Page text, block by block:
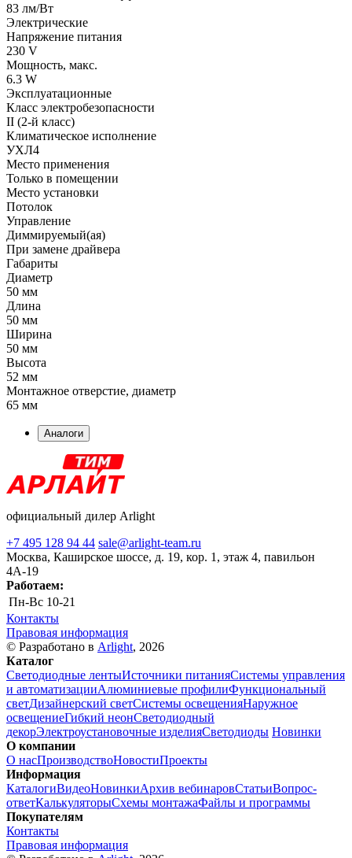
83 лм/Вт
Электрические
Напряжение питания
230 V
Мощность, макс.
6.3 W
Эксплуатационные
Класс электробезопасности
II (2-й класс)
Климатическое исполнение
УХЛ4
Место применения
Только в помещении
Место установки
Потолок
Управление
Диммируемый(ая)
При замене драйвера
Габариты
Диаметр
50 мм
Длина
50 мм
Ширина
50 мм
Высота
52 мм
Монтажное отверстие, диаметр
65 мм
Аналоги
официальный дилер Arlight
+7 495 128 94 44 sale@arlight-team.ru
Москва, Каширское шоссе, д. 19, кор. 1, этаж 4, павильон
4А-19
Работаем:
Пн-Вс 10-21
Контакты
Правовая информация
© Разработано в Arlight, 2026
Каталог
Светодиодные лентыИсточники питанияСистемы управления
и автоматизацииАлюминиевые профилиФункциональный
светДизайнерский светСистемы освещенияНаружное
освещениеГибкий неонСветодиодный
декорЭлектроустановочные изделияСветодиоды Новинки
О компании
О насПроизводствоНовостиПроекты
Информация
КаталогиВидеоНовинкиАрхив вебинаровСтатьиВопрос-
ответКалькуляторыСхемы монтажаФайлы и программы
Покупателям
Контакты
Правовая информация